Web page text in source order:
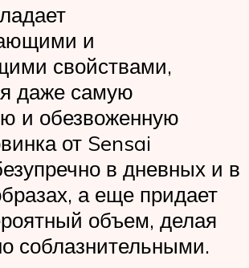
и
свойствами,
даже самую
и обезвоженную
от Sensai
в дневных и в
а еще придает
объем, делая
соблазнительными.